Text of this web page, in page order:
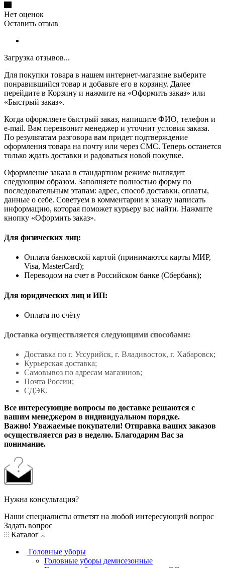
Нет оценок
Оставить отзыв
Загрузка отзывов...
Для покупки товара в нашем интернет-магазине выберите
понравившийся товар и добавьте его в корзину. Далее
перейдите в Корзину и нажмите на «Оформить заказ» или
«Быстрый заказ».
Когда оформляете быстрый заказ, напишите ФИО, телефон и
e-mail. Вам перезвонит менеджер и уточнит условия заказа.
По результатам разговора вам придет подтверждение
оформления товара на почту или через СМС. Теперь останется
только ждать доставки и радоваться новой покупке.
Оформление заказа в стандартном режиме выглядит
следующим образом. Заполняете полностью форму по
последовательным этапам: адрес, способ доставки, оплаты,
данные о себе. Советуем в комментарии к заказу написать
информацию, которая поможет курьеру вас найти. Нажмите
кнопку «Оформить заказ».
Для физических лиц:
Оплата банковской картой (принимаются карты МИР,
Visa, MasterCard);
Переводом на счет в Российском банке (Сбербанк);
Для юридических лиц и ИП:
Оплата по счёту
Доставка осуществляется следующими способами:
Доставка по г. Уссурийск, г. Владивосток, г. Хабаровск;
Курьерская доставка;
Самовывоз по адресам магазинов;
Почта России;
СДЭК.
Все интересующие вопросы по доставке решаются с
вашим менеджером в индивидуальном порядке.
Важно! Уважаемые покупатели! Отправка ваших заказов
осуществляется раз в неделю. Благодарим Вас за
понимание.
Нужна консультация?
Наши специалисты ответят на любой интересующий вопрос
Задать вопрос
Каталог
Головные уборы
Головные уборы демисезонные